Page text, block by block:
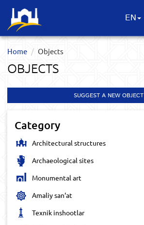
EN
Home Objects
OBJECTS
SUGGEST A NEW OBJECT
Category
Architectural structures
Archaeological sites
Monumental art
Amaliy san‘at
Texnik inshootlar